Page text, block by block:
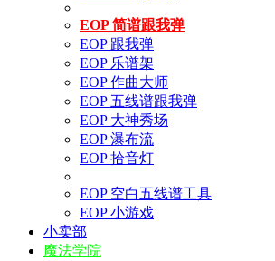
EOP 简谱跟我弹
EOP 跟我弹
EOP 乐谱架
EOP 作曲大师
EOP 五线谱跟我弹
EOP 大神秀场
EOP 瀑布流
EOP 拾音灯
EOP 空白五线谱工具
EOP 小游戏
小卖部
魔法学院